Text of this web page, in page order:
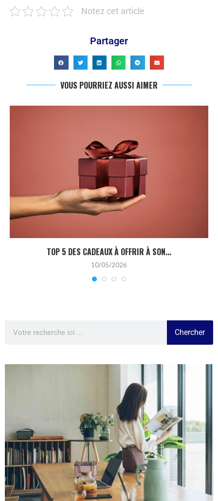
Notez cet article
Partager
VOUS POURRIEZ AUSSI AIMER
TOP 5 DES CADEAUX À OFFRIR À SON...
10/05/2026
Chercher